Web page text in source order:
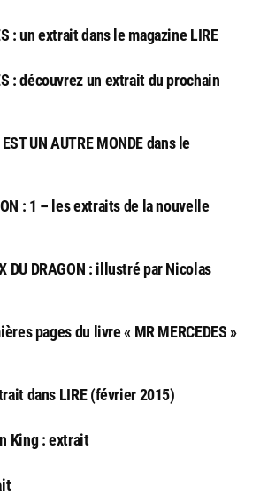
: un extrait dans le magazine LIRE
: découvrez un extrait du prochain
UN AUTRE MONDE dans le
: 1 – les extraits de la nouvelle
DU DRAGON : illustré par Nicolas
pages du livre « MR MERCEDES »
dans LIRE (février 2015)
King : extrait